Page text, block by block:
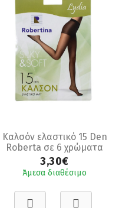
Καλσόν ελαστικό 15 Den
Roberta σε 6 χρώματα
3,30€
Άμεσα διαθέσιμο